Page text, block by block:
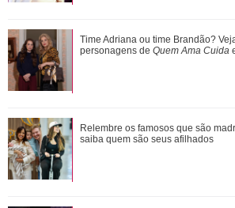
Ele cresceu! Veja evolução de
Ivete Sangalo e Daniel Cady
Cristiano Ronaldo deixa
vídeo de Márcia Goldschmidt; enten...
Time Adriana ou time Brandão?
personagens de Quem Ama Cuida
Relembre os famosos que são
saiba quem são seus afilhados